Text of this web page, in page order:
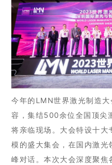
今年的LMN世界激光制造
容，集结500余位全国顶尖
将亲临现场。大会特设十
模的盛大集会，在国内激光
峰对话。本次大会深度聚